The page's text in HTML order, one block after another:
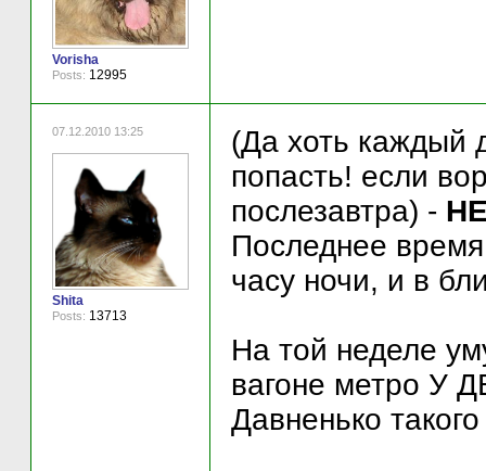
Vorisha
Posts: 12995
07.12.2010 13:25
Shita
Posts: 13713
(Да хоть каждый
попасть! если
послезавтра) -
Последнее
часу ночи, и в
На той неделе
вагоне метро У
Давненько